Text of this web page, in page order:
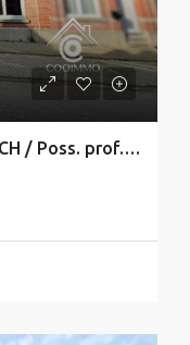
Grande maison de ± 250 m² / 6CH / Poss. prof. libérale